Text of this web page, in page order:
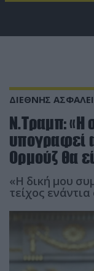
ΔΙΕΘΝΗΣ
Ν.Τραμπ: «Η
υπογραφεί
Ορμούζ θα
«Η δική μου
τείχος